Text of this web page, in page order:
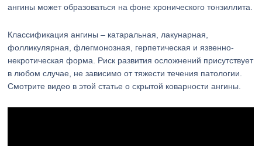
ангины может образоваться на фоне хронического тонзиллита.
Классификация ангины – катаральная, лакунарная,
фолликулярная, флегмонозная, герпетическая и язвенно-
некротическая форма. Риск развития осложнений присутствует
в любом случае, не зависимо от тяжести течения патологии.
Смотрите видео в этой статье о скрытой коварности ангины.